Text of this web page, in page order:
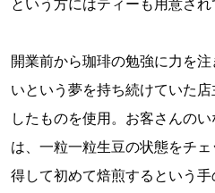
開業前から珈琲の勉強に力を
いという夢を持ち続けていた
したものを使用。お客さんの
は、一粒一粒生豆の状態をチ
得して初めて焙煎するという